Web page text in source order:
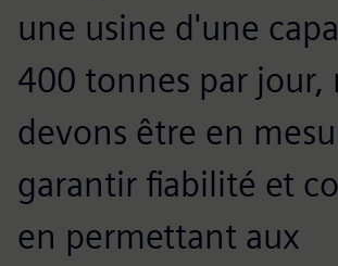
une usine d'une
400 tonnes par jour,
devons être en
garantir fiabilité et
en permettant aux